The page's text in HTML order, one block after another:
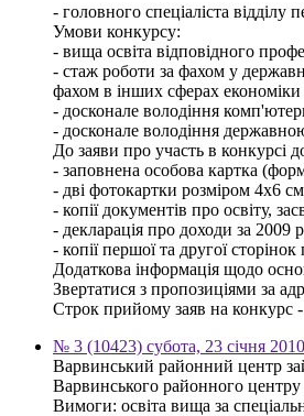
- головного спеціаліста відділу
Умови конкурсу:
- вища освіта відповідного
- стаж роботи за фахом у
фахом в інших сферах економіки
- досконале володіння
- досконале володіння
До заяви про участь в конкурсі
- заповнена особова картка
- дві фотокартки розміром 4х6
- копії документів про освіту,
- декларація про доходи за 2009
- копії першої та другої
Додаткова інформація щодо
Звертатися з пропозиціями за
Строк прийому заяв на конкурс
№ 3 (10423) субота, 23 січня
Варвинський районний центр
Варвинського районного центру
Вимоги: освіта вища за